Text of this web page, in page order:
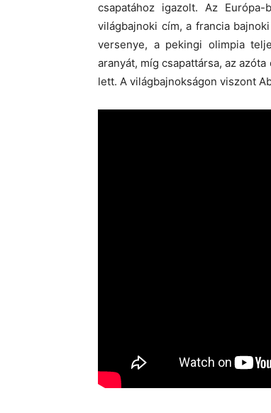
csapatához igazolt. Az
világbajnoki cím, a francia
versenye, a pekingi olimpia
aranyát, míg csapattársa, az
lett. A világbajnokságon viszont